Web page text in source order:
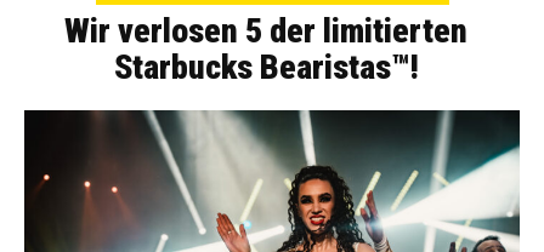
Wir verlosen 5 der limitierten
Starbucks Bearistas™!